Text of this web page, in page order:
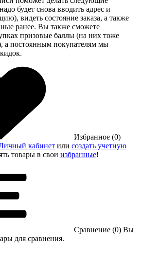
будет снова вводить адрес и
видеть состояние заказа, а также
ранее. Вы также сможете
призовые баллы (на них тоже
а постоянным покупателям мы
Избранное (0)
кабинет или создать учетную
товары в свои избранные!
Сравнение (0) Вы
для сравнения.